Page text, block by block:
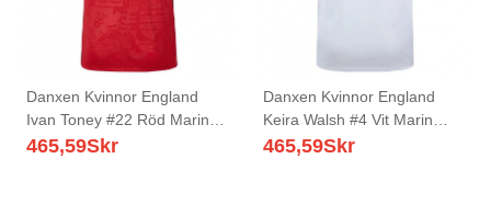
Danxen Kvinnor England
Ivan Toney #22 Röd Marin
Vit Bortatröja Matchtröjor 26-
465,59Skr
Danxen Kvinnor England
Keira Walsh #4 Vit Marin
Röd Hemmatröja Matchtröjor
465,59Skr